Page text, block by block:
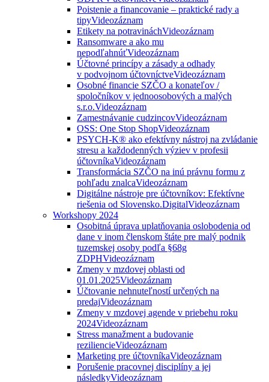
Poistenie a financovanie – praktické rady a
tipyVideozáznam
Etikety na potravináchVideozáznam
Ransomware a ako mu
nepodľahnúťVideozáznam
Účtovné princípy a zásady a odhady
v podvojnom účtovníctveVideozáznam
Osobné financie SZČO a konateľov /
spoločníkov v jednoosobových a malých
s.r.o.Videozáznam
Zamestnávanie cudzincovVideozáznam
OSS: One Stop ShopVideozáznam
PSYCH-K® ako efektívny nástroj na zvládanie
stresu a každodenných výziev v profesii
účtovníkaVideozáznam
Transformácia SZČO na inú právnu formu z
pohľadu znalcaVideozáznam
Digitálne nástroje pre účtovníkov: Efektívne
riešenia od Slovensko.DigitalVideozáznam
Workshopy 2024
Osobitná úprava uplatňovania oslobodenia od
dane v inom členskom štáte pre malý podnik
tuzemskej osoby podľa §68g
ZDPHVideozáznam
Zmeny v mzdovej oblasti od
01.01.2025Videozáznam
Účtovanie nehnuteľností určených na
predajVideozáznam
Zmeny v mzdovej agende v priebehu roku
2024Videozáznam
Stress manažment a budovanie
reziliencieVideozáznam
Marketing pre účtovníkaVideozáznam
Porušenie pracovnej disciplíny a jej
následkyVideozáznam